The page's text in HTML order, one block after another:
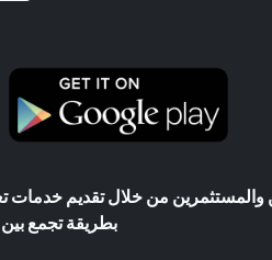
من خلال تقديم خدمات
بطريقة تجمع بين